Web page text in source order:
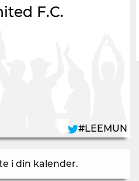
F.C.
#LEEMUN
i din kalender.